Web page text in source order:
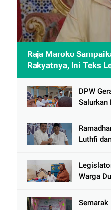
Raja Maroko
Rakyatnya, Ini Teks
DPW
Salurkan
Luthfi
Warga
Semarak